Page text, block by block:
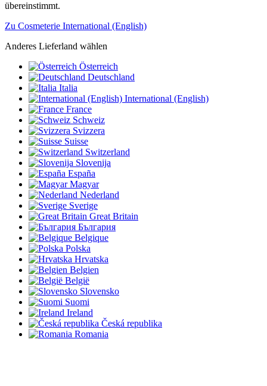
übereinstimmt.
Zu Cosmeterie International (English)
Anderes Lieferland wählen
Österreich
Deutschland
Italia
International (English)
France
Schweiz
Svizzera
Suisse
Switzerland
Slovenija
España
Magyar
Nederland
Sverige
Great Britain
България
Belgique
Polska
Hrvatska
Belgien
België
Slovensko
Suomi
Ireland
Česká republika
Romania